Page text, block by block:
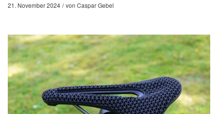
21. November 2024 von Caspar Gebel